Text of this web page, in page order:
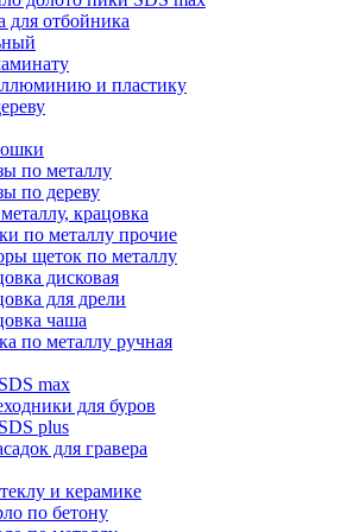
для отбойника
и пластику
по металлу
по дереву
крацовка
по металлу прочие
щеток по металлу
дисковая
для дрели
чаша
по металлу ручная
max
для буров
plus
для гравера
и керамике
по бетону